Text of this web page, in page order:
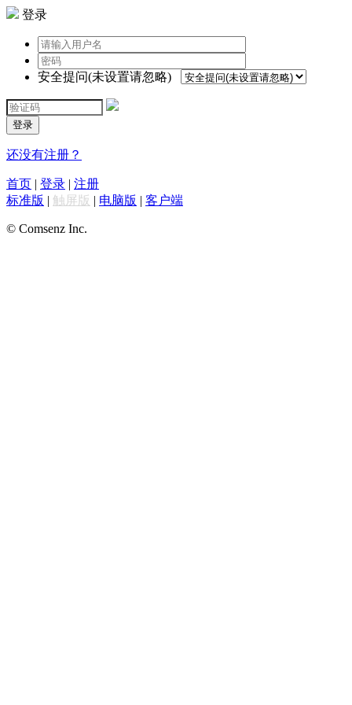
登录
安全提问(未设置请忽略)
登录
还没有注册？
首页 | 登录 | 注册
标准版 | 触屏版 | 电脑版 | 客户端
© Comsenz Inc.